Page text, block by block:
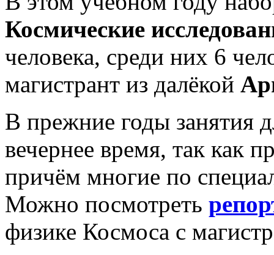
Космические
человека, среди них 6
магистрант из далёкой
В прежние годы занятия
вечернее время, так как
причём многие по
Можно посмотреть
физике Космоса с